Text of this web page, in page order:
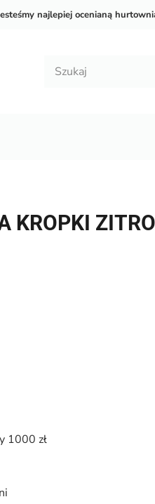
najlepiej ocenianą
KROPKI
1000 zł